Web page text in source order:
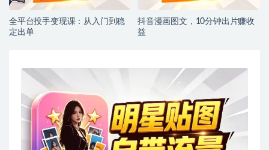
全平台投手变现课：从入门到稳
定出单
抖音漫画图文，10分钟出片赚收
益